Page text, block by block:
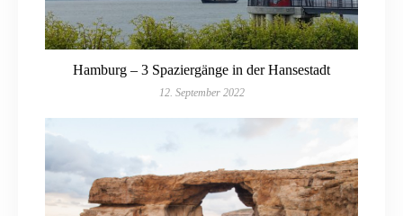
Hamburg – 3 Spaziergänge in der Hansestadt
12. September 2022